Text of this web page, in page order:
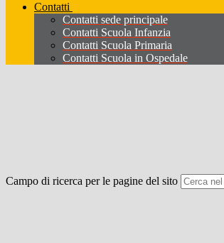
Contatti
Contatti sede principale
Contatti Scuola Infanzia
Contatti Scuola Primaria
Contatti Scuola in Ospedale
Campo di ricerca per le pagine del sito